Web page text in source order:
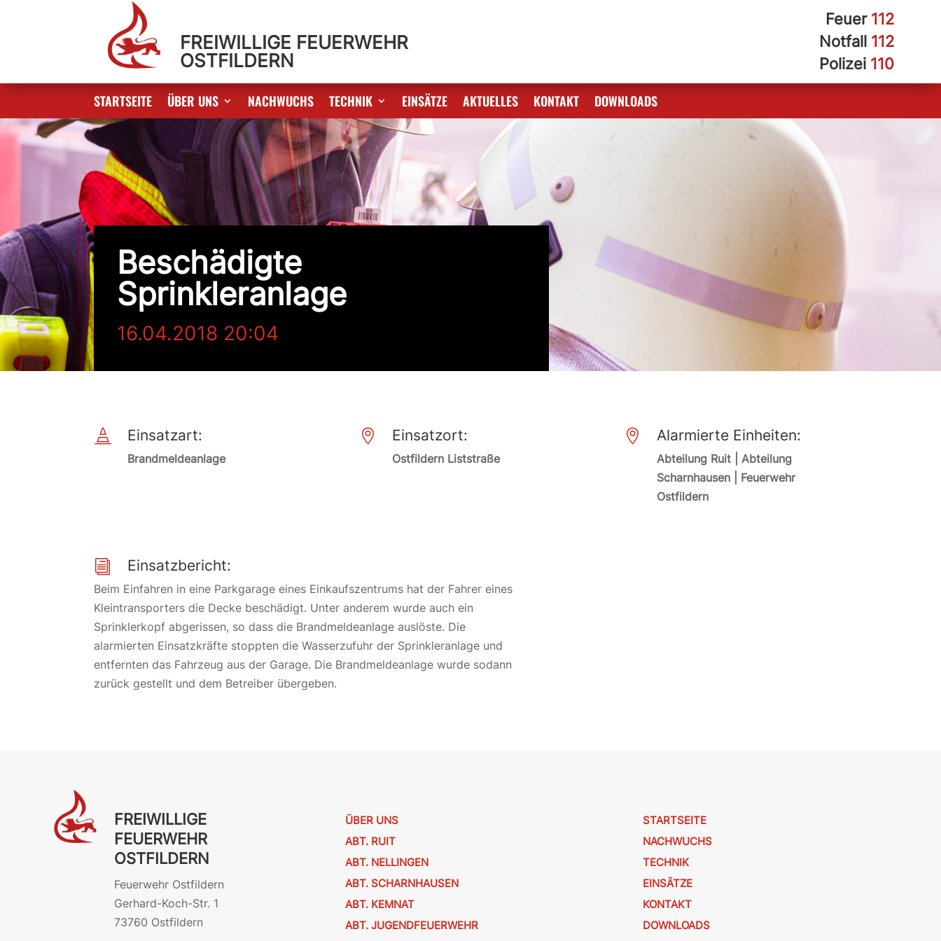
FREIWILLIGE FEUERWEHR
OSTFILDERN
Feuer 112
Notfall 112
Polizei 110
STARTSEITE ÜBER UNS NACHWUCHS TECHNIK EINSÄTZE AKTUELLES KONTAKT DOWNLOADS
Beschädigte
Sprinkleranlage
16.04.2018 20:04
 Einsatzart:
Brandmeldeanlage
 Einsatzort:
Ostfildern Liststraße
 Alarmierte Einheiten:
Abteilung Ruit | Abteilung
Scharnhausen | Feuerwehr
Ostfildern
i Einsatzbericht:
Beim Einfahren in eine Parkgarage eines Einkaufszentrums hat der Fahrer eines
Kleintransporters die Decke beschädigt. Unter anderem wurde auch ein
Sprinklerkopf abgerissen, so dass die Brandmeldeanlage auslöste. Die
alarmierten Einsatzkräfte stoppten die Wasserzufuhr der Sprinkleranlage und
entfernten das Fahrzeug aus der Garage. Die Brandmeldeanlage wurde sodann
zurück gestellt und dem Betreiber übergeben.
FREIWILLIGE
FEUERWEHR
OSTFILDERN
Feuerwehr Ostfildern
Gerhard-Koch-Str. 1
73760 Ostfildern
ÜBER UNS
ABT. RUIT
ABT. NELLINGEN
ABT. SCHARNHAUSEN
ABT. KEMNAT
ABT. JUGENDFEUERWEHR
STARTSEITE
NACHWUCHS
TECHNIK
EINSÄTZE
KONTAKT
DOWNLOADS